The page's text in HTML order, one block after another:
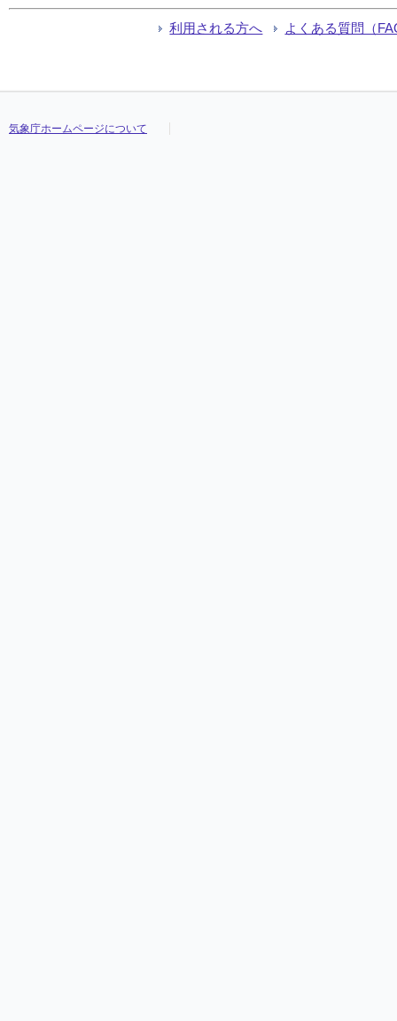
利用される方へ よくある質問（
気象庁ホームページについて